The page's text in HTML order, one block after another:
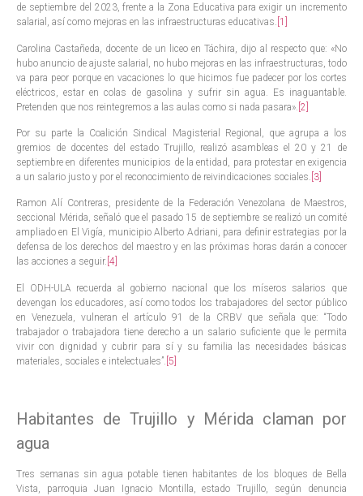
de septiembre del 2023, frente a la Zona Educativa para exigir un incremento
salarial, así como mejoras en las infraestructuras educativas. [1]
Carolina Castañeda, docente de un liceo en Táchira, dijo al respecto que: «No
hubo anuncio de ajuste salarial, no hubo mejoras en las infraestructuras, todo
va para peor porque en vacaciones lo que hicimos fue padecer por los cortes
eléctricos, estar en colas de gasolina y sufrir sin agua. Es inaguantable.
Pretenden que nos reintegremos a las aulas como si nada pasara». [2]
Por su parte la Coalición Sindical Magisterial Regional, que agrupa a los
gremios de docentes del estado Trujillo, realizó asambleas el 20 y 21 de
septiembre en diferentes municipios de la entidad, para protestar en exigencia
a un salario justo y por el reconocimiento de reivindicaciones sociales. [3]
Ramon Alí Contreras, presidente de la Federación Venezolana de Maestros,
seccional Mérida, señaló que el pasado 15 de septiembre se realizó un comité
ampliado en El Vigía, municipio Alberto Adriani, para definir estrategias por la
defensa de los derechos del maestro y en las próximas horas darán a conocer
las acciones a seguir. [4]
El ODH-ULA recuerda al gobierno nacional que los míseros salarios que
devengan los educadores, así como todos los trabajadores del sector público
en Venezuela, vulneran el artículo 91 de la CRBV que señala que: “Todo
trabajador o trabajadora tiene derecho a un salario suficiente que le permita
vivir con dignidad y cubrir para sí y su familia las necesidades básicas
materiales, sociales e intelectuales”. [5]
Habitantes de Trujillo y Mérida claman por
agua
Tres semanas sin agua potable tienen habitantes de los bloques de Bella
Vista, parroquia Juan Ignacio Montilla, estado Trujillo, según denuncia